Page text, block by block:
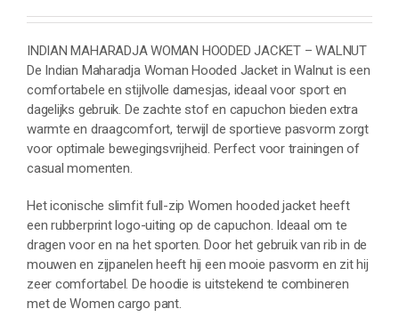
was:
€75.00.
is:
€59.95.
INDIAN MAHARADJA WOMAN HOODED JACKET – WALNUT
De Indian Maharadja Woman Hooded Jacket in Walnut is een
comfortabele en stijlvolle damesjas, ideaal voor sport en
dagelijks gebruik. De zachte stof en capuchon bieden extra
warmte en draagcomfort, terwijl de sportieve pasvorm zorgt
voor optimale bewegingsvrijheid. Perfect voor trainingen of
casual momenten.
Het iconische slimfit full-zip Women hooded jacket heeft
een rubberprint logo-uiting op de capuchon. Ideaal om te
dragen voor en na het sporten. Door het gebruik van rib in de
mouwen en zijpanelen heeft hij een mooie pasvorm en zit hij
zeer comfortabel. De hoodie is uitstekend te combineren
met de Women cargo pant.